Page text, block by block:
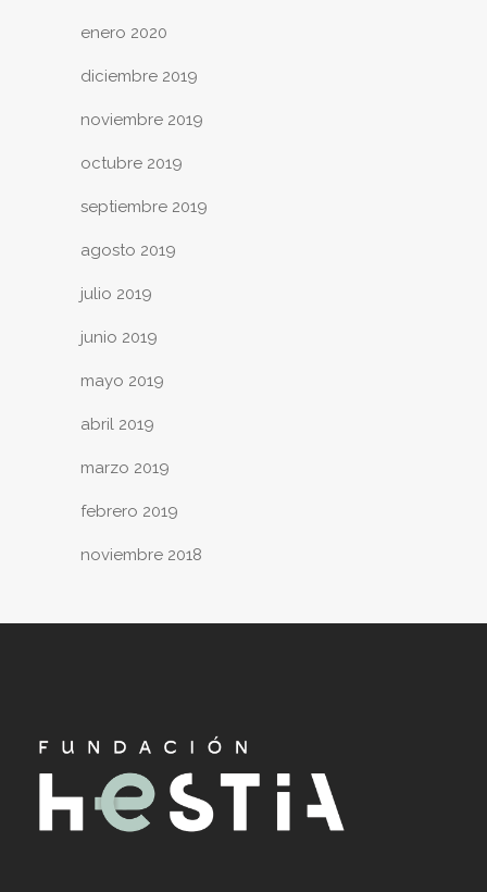
enero 2020
diciembre 2019
noviembre 2019
octubre 2019
septiembre 2019
agosto 2019
julio 2019
junio 2019
mayo 2019
abril 2019
marzo 2019
febrero 2019
noviembre 2018